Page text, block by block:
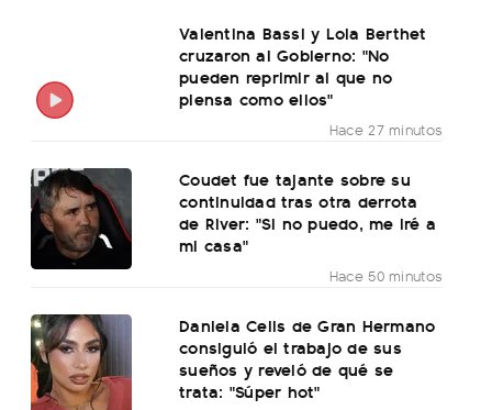
Valentina Bassi y Lola Berthet
cruzaron al Gobierno: "No
pueden reprimir al que no
piensa como ellos"
Hace 27 minutos
Coudet fue tajante sobre su
continuidad tras otra derrota
de River: "Si no puedo, me iré a
mi casa"
Hace 50 minutos
Daniela Celis de Gran Hermano
consiguió el trabajo de sus
sueños y reveló de qué se
trata: "Súper hot"